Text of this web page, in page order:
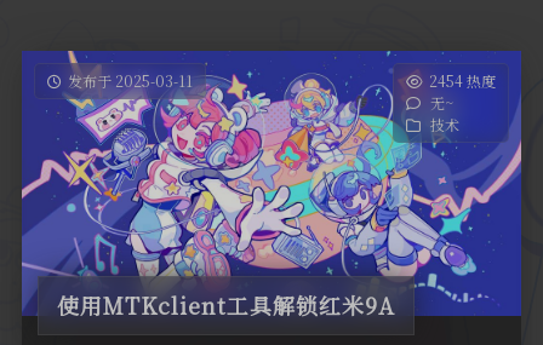
发布于 2025-03-11
2454 热度
无~
技术
使用MTKclient工具解锁红米9A